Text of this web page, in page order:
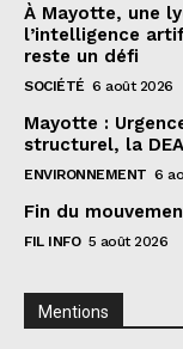
À Mayotte, une
l’intelligence
reste un défi
SOCIÉTÉ 6 août 2026
Mayotte :
structurel, la
ENVIRONNEMENT 6
Fin du
FIL INFO 5 août 2026
Mentions